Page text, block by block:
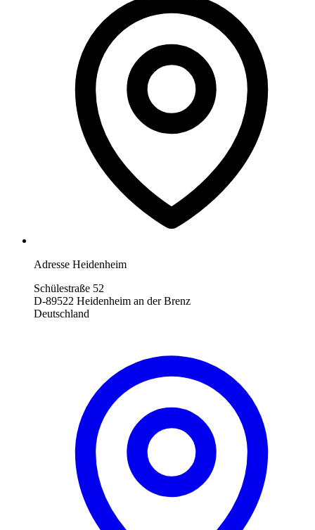
Adresse Heidenheim
Schülestraße 52
D-89522 Heidenheim an der Brenz
Deutschland